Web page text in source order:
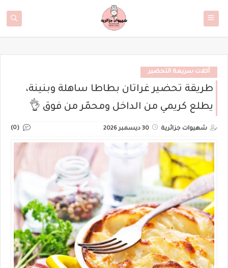
أكلات سريعة التحضير
طريقة تحضير غراتان بطاطا ساهلة وبنينة،
يطلع كريمي من الداخل ومحمّر من فوق 👌
شهيوات جزائرية 30 ديسمبر 2026 (0)